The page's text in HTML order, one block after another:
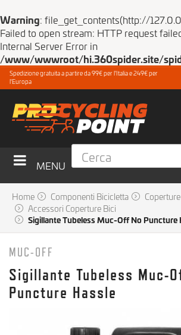
Warning: file_get_contents(http://
Failed to open stream: HTTP request
Internal Server Error in
/www/wwwroot/hi.360spider.site/
Spedizione gratuita a partire da 99€ per l'Italia e 249€ per
l'Europa
MENU
Home Componenti Bicicletta
Accessori Coperture Bici
Sigillante Tubeless Muc-Off No Puncture
MUC-OFF
Sigillante Tubeless Muc-
Puncture Hassle